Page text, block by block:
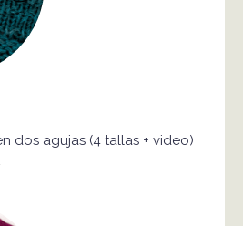
dos agujas (4 tallas + video)